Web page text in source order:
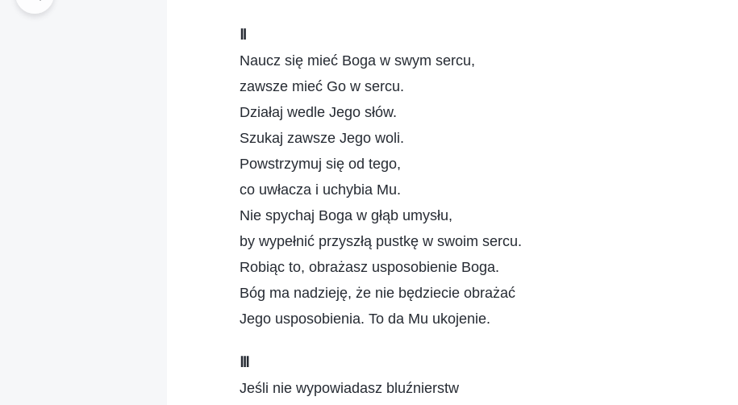
Naucz się mieć Boga w swym sercu,
zawsze mieć Go w sercu.
Działaj wedle Jego słów.
Szukaj zawsze Jego woli.
Powstrzymuj się od tego,
co uwłacza i uchybia Mu.
Nie spychaj Boga w głąb umysłu,
by wypełnić przyszłą pustkę w swoim sercu.
Robiąc to, obrażasz usposobienie Boga.
Bóg ma nadzieję, że nie będziecie obrażać
Jego usposobienia. To da Mu ukojenie.
Jeśli nie wypowiadasz bluźnierstw